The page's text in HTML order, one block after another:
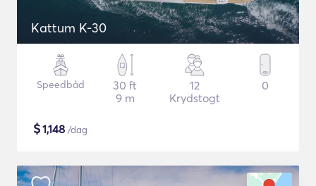
Kattum K-30
Speedbåd
30 ft
9 m
12
Krydstogt
0
$1,148 /dag